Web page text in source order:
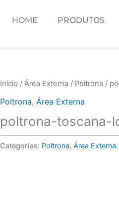
HOME PRODUTOS
Início / Área Externa / Poltrona /
Poltrona, Área Externa
poltrona-toscana-
Categorias: Poltrona, Área Externa